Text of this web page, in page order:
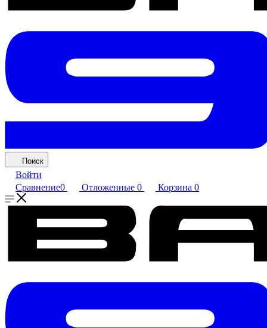
Поиск
Войти
Сравнение0 Отложенные 0 Корзина 0